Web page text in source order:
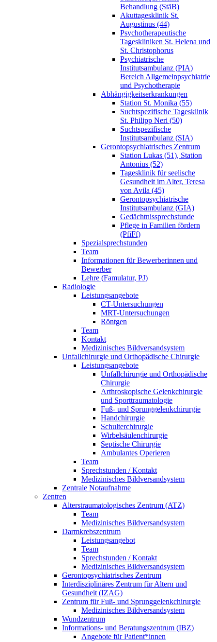
Behandlung (StäB)
Akuttagesklinik St.
Augustinus (44)
Psychotherapeutische
Tageskliniken St. Helena und
St. Christophorus
Psychiatrische
Institutsambulanz (PIA)
Bereich Allgemeinpsychiatrie
und Psychotherapie
Abhängigkeitserkrankungen
Station St. Monika (55)
Suchtspezifische Tagesklinik
St. Philipp Neri (50)
Suchtspezifische
Institutsambulanz (SIA)
Gerontopsychiatrisches Zentrum
Station Lukas (51), Station
Antonius (52)
Tagesklinik für seelische
Gesundheit im Alter, Teresa
von Avila (45)
Gerontopsychiatrische
Institutsambulanz (GIA)
Gedächtnissprechstunde
Pflege in Familien fördern
(PfiFf)
Spezialsprechstunden
Team
Informationen für Bewerberinnen und
Bewerber
Lehre (Famulatur, PJ)
Radiologie
Leistungsangebote
CT-Untersuchungen
MRT-Untersuchungen
Röntgen
Team
Kontakt
Medizinisches Bildversandsystem
Unfallchirurgie und Orthopädische Chirurgie
Leistungsangebote
Unfallchirurgie und Orthopädische
Chirurgie
Arthroskopische Gelenkchirurgie
und Sporttraumatologie
Fuß- und Sprunggelenkchirurgie
Handchirurgie
Schulterchirurgie
Wirbelsäulenchirurgie
Septische Chirurgie
Ambulantes Operieren
Team
Sprechstunden / Kontakt
Medizinisches Bildversandsystem
Zentrale Notaufnahme
Zentren
Alterstraumatologisches Zentrum (ATZ)
Team
Medizinisches Bildversandsystem
Darmkrebszentrum
Leistungsangebot
Team
Sprechstunden / Kontakt
Medizinisches Bildversandsystem
Gerontopsychiatrisches Zentrum
Interdisziplinäres Zentrum für Altern und
Gesundheit (IZAG)
Zentrum für Fuß- und Sprunggelenkchirurgie
Medizinisches Bildversandsystem
Wundzentrum
Informations- und Beratungszentrum (IBZ)
Angebote für Patient*innen